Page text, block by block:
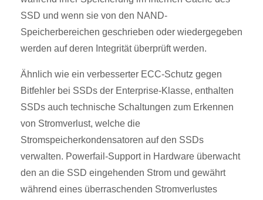
SSD und wenn sie von den NAND-
Speicherbereichen geschrieben oder wiedergegeben
werden auf deren Integrität überprüft werden.
Ähnlich wie ein verbesserter ECC-Schutz gegen
Bitfehler bei SSDs der Enterprise-Klasse, enthalten
SSDs auch technische Schaltungen zum Erkennen
von Stromverlust, welche die
Stromspeicherkondensatoren auf den SSDs
verwalten. Powerfail-Support in Hardware überwacht
den an die SSD eingehenden Strom und gewährt
während eines überraschenden Stromverlustes